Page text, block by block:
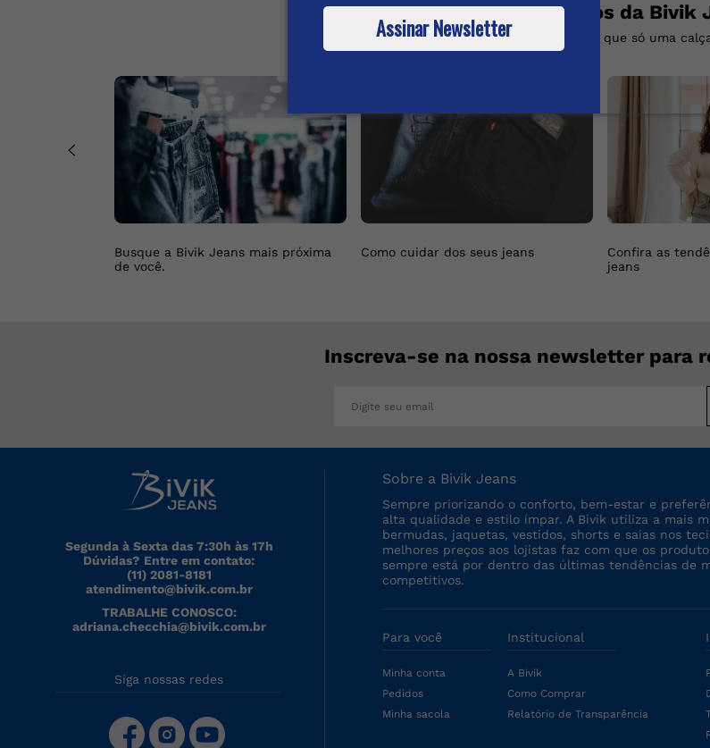
Assinar Newsletter
Dicas de cuidados da Bivik
Descubra mais do que só uma
Busque a Bivik Jeans mais próxima
de você.
Como cuidar dos seus jeans
Confira as
jeans
Inscreva-se na nossa newsletter para
Segunda à Sexta das 7:30h às 17h
Dúvidas? Entre em contato:
(11) 2081-8181
atendimento@bivik.com.br
TRABALHE CONOSCO:
adriana.checchia@bivik.com.br
Siga nossas redes
Sobre a Bivik Jeans
Sempre priorizando o conforto, bem-estar e
alta qualidade e estilo ímpar. A Bivik utiliza a mais
bermudas, jaquetas, vestidos, shorts e saias nos
melhores preços aos lojistas faz com que os
sempre está por dentro das últimas tendências de
competitivos.
Para você
Minha conta
Pedidos
Minha sacola
Institucional
A Bivik
Como Comprar
Relatório de Transparência